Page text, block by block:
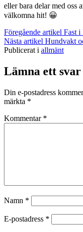
eller bara delar med oss
välkomna hit! 😀
Fortsätt
läsa
Föregående artikel Fast i
Nästa artikel Hundvakt
Publicerat i allmänt
Lämna ett svar
Din e-postadress
märkta *
Kommentar *
Namn *
E-postadress *